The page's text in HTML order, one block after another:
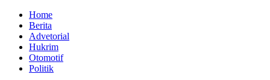
Home
Berita
Advetorial
Hukrim
Otomotif
Politik